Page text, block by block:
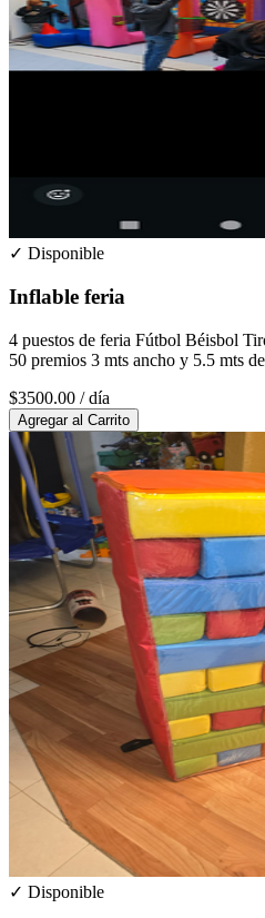
✓ Disponible
Inflable feria
4 puestos de feria Fútbol Béisbol
50 premios 3 mts ancho y 5.5 mts
$3500.00 / día
Agregar al Carrito
✓ Disponible